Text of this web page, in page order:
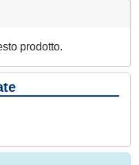
prodotto.